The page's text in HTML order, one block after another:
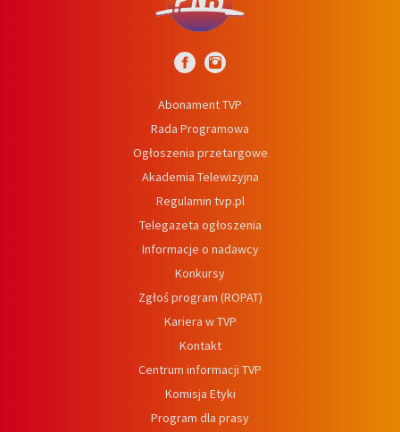
Abonament TVP
Rada Programowa
Ogłoszenia przetargowe
Akademia Telewizyjna
Regulamin tvp.pl
Telegazeta ogłoszenia
Informacje o nadawcy
Konkursy
Zgłoś program (ROPAT)
Kariera w TVP
Kontakt
Centrum informacji TVP
Komisja Etyki
Program dla prasy